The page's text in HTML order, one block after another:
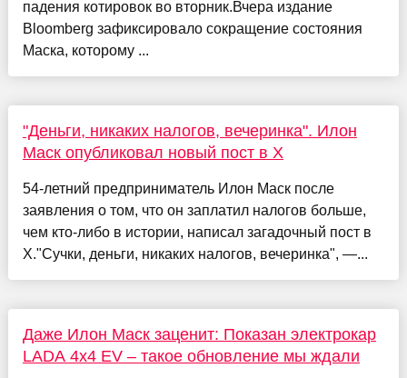
падения котировок во вторник.Вчера издание
Bloomberg зафиксировало сокращение состояния
Маска, которому ...
"Деньги, никаких налогов, вечеринка". Илон
Маск опубликовал новый пост в X
54-летний предприниматель Илон Маск после
заявления о том, что он заплатил налогов больше,
чем кто-либо в истории, написал загадочный пост в
X."Сучки, деньги, никаких налогов, вечеринка", —...
Даже Илон Маск заценит: Показан электрокар
LADA 4x4 EV – такое обновление мы ждали